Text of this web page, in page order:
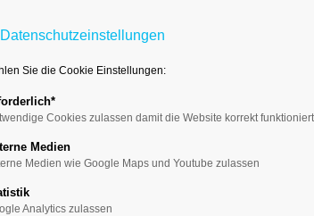
Support
24h
Datenschutzeinstellungen
Sie die Cookie Einstellungen:
Cookies zulassen damit die Website korrekt funktioniert
Medien
Medien wie Google Maps und Youtube zulassen
Analytics zulassen